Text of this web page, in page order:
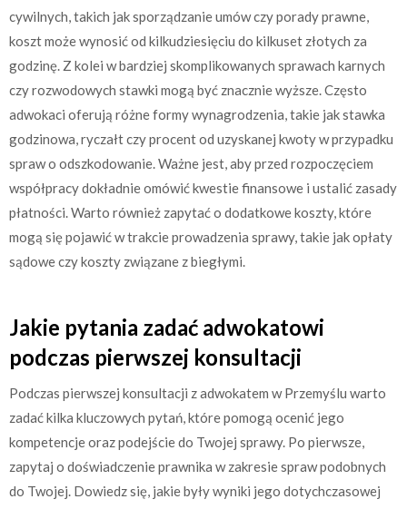
cywilnych, takich jak sporządzanie umów czy porady prawne,
koszt może wynosić od kilkudziesięciu do kilkuset złotych za
godzinę. Z kolei w bardziej skomplikowanych sprawach karnych
czy rozwodowych stawki mogą być znacznie wyższe. Często
adwokaci oferują różne formy wynagrodzenia, takie jak stawka
godzinowa, ryczałt czy procent od uzyskanej kwoty w przypadku
spraw o odszkodowanie. Ważne jest, aby przed rozpoczęciem
współpracy dokładnie omówić kwestie finansowe i ustalić zasady
płatności. Warto również zapytać o dodatkowe koszty, które
mogą się pojawić w trakcie prowadzenia sprawy, takie jak opłaty
sądowe czy koszty związane z biegłymi.
Jakie pytania zadać adwokatowi
podczas pierwszej konsultacji
Podczas pierwszej konsultacji z adwokatem w Przemyślu warto
zadać kilka kluczowych pytań, które pomogą ocenić jego
kompetencje oraz podejście do Twojej sprawy. Po pierwsze,
zapytaj o doświadczenie prawnika w zakresie spraw podobnych
do Twojej. Dowiedz się, jakie były wyniki jego dotychczasowej